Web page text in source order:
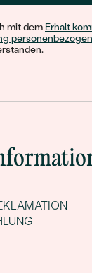
mit dem Erhalt